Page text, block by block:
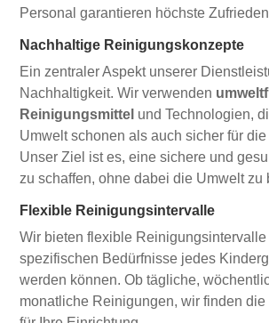
Personal garantieren höchste
Nachhaltige Reinigungskonzepte
Ein zentraler Aspekt unserer
Nachhaltigkeit. Wir verwenden
Reinigungsmittel und Technologien,
Umwelt schonen als auch sicher für
Unser Ziel ist es, eine sichere und
zu schaffen, ohne dabei die Umwelt zu
Flexible Reinigungsintervalle
Wir bieten flexible
spezifischen Bedürfnisse jedes
werden können. Ob tägliche,
monatliche Reinigungen, wir finden die